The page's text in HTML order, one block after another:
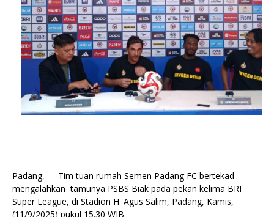
Padang, -- Tim tuan rumah Semen Padang FC bertekad
mengalahkan tamunya PSBS Biak pada pekan kelima BRI
Super League, di Stadion H. Agus Salim, Padang, Kamis,
(11/9/2025) pukul 15.30 WIB.